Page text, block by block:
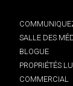
SALLE DES
BLOGUE
PROPRIÉTÉS
COMMERCIAL